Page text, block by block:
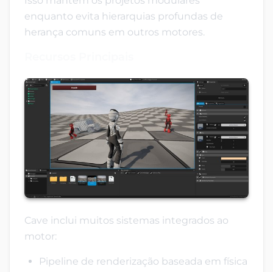
enquanto evita hierarquias profundas de
herança comuns em outros motores.
Cave inclui muitos sistemas integrados ao
motor:
Pipeline de renderização baseada em física